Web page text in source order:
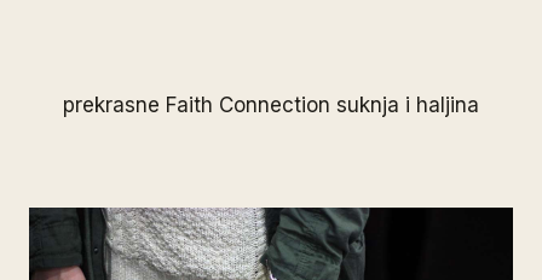
prekrasne Faith Connection suknja i haljina